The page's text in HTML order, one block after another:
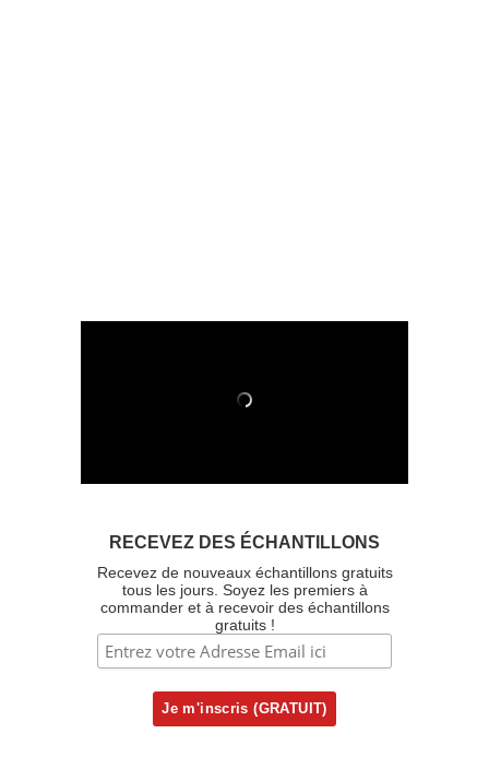
RECEVEZ DES ÉCHANTILLONS
Recevez de nouveaux échantillons gratuits
tous les jours. Soyez les premiers à
commander et à recevoir des échantillons
gratuits !